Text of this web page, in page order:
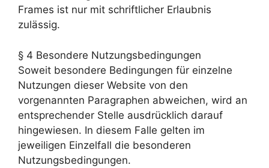
Frames ist nur mit schriftlicher Erlaubnis
zulässig.
§ 4 Besondere Nutzungsbedingungen
Soweit besondere Bedingungen für einzelne
Nutzungen dieser Website von den
vorgenannten Paragraphen abweichen, wird an
entsprechender Stelle ausdrücklich darauf
hingewiesen. In diesem Falle gelten im
jeweiligen Einzelfall die besonderen
Nutzungsbedingungen.